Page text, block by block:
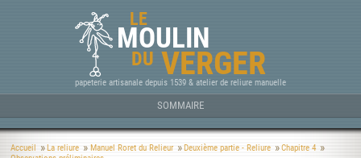
LE
MOULIN
DU VERGER
papeterie artisanale depuis 1539 & atelier de reliure manuelle
SOMMAIRE
Accueil La reliure Manuel Roret du Relieur Deuxième partie - Reliure
Chapitre 4